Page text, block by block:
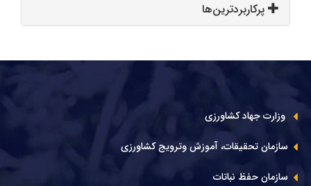
پرکاربردترین‌ها
وزارت جهاد کشاورزی
سازمان تحقیقات، آموزش وترویج کشاورزی
سازمان حفظ نباتات